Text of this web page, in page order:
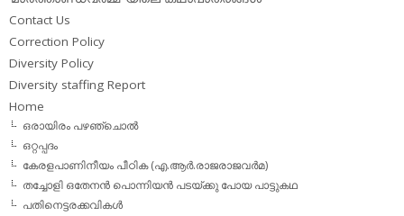
Contact Us
Correction Policy
Diversity Policy
Diversity staffing Report
Home
ഒരായിരം പഴഞ്ചൊല്‍
ഒറ്റപ്പദം
കേരളപാണിനീയം പീഠിക (എ.ആര്‍.രാജരാജവര്‍മ)
തച്ചോളി ഒതേനൻ പൊന്നിയൻ പടയ്‌ക്കു പോയ പാട്ടുകഥ
പതിനെട്ടരക്കവികള്‍